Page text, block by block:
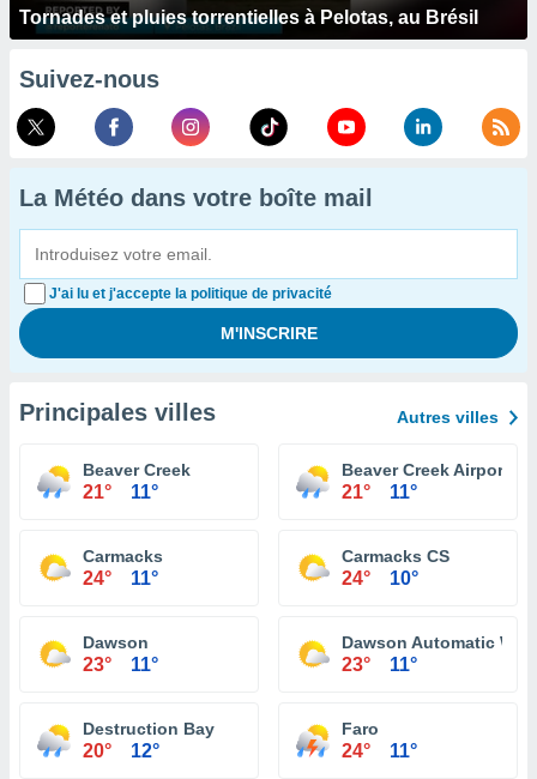
Tornades et pluies torrentielles à Pelotas, au Brésil
Suivez-nous
La Météo dans votre boîte mail
J'ai lu et j'accepte la politique de privacité
Principales villes Autres villes
Beaver Creek
21° 11°
Beaver Creek Airport
21° 11°
Carmacks
24° 11°
Carmacks CS
24° 10°
Dawson
23° 11°
Dawson Automatic
23° 11°
Destruction Bay
20° 12°
Faro
24° 11°